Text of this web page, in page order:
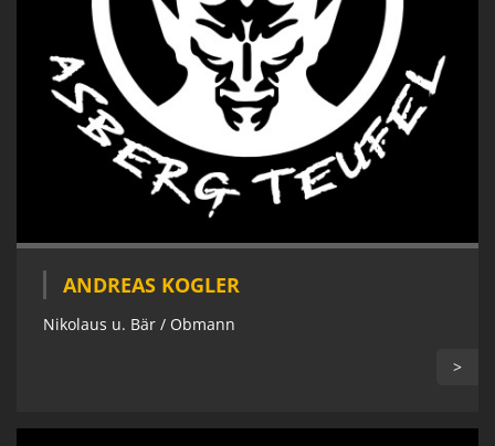
ANDREAS KOGLER
Nikolaus u. Bär / Obmann
>